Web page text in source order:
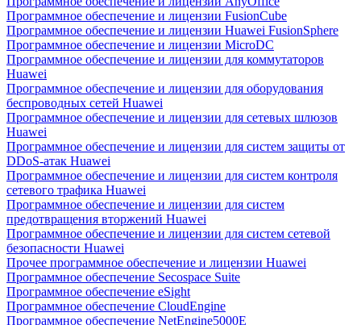
Программное обеспечение и лицензии FusionCube
Программное обеспечение и лицензии Huawei FusionSphere
Программное обеспечение и лицензии MicroDC
Программное обеспечение и лицензии для коммутаторов
Huawei
Программное обеспечение и лицензии для оборудования
беспроводных сетей Huawei
Программное обеспечение и лицензии для сетевых шлюзов
Huawei
Программное обеспечение и лицензии для систем защиты от
DDoS-атак Huawei
Программное обеспечение и лицензии для систем контроля
сетевого трафика Huawei
Программное обеспечение и лицензии для систем
предотвращения вторжений Huawei
Программное обеспечение и лицензии для систем сетевой
безопасности Huawei
Прочее программное обеспечение и лицензии Huawei
Программное обеспечение Secospace Suite
Программное обеспечение eSight
Программное обеспечение CloudEngine
Программное обеспечение NetEngine5000E